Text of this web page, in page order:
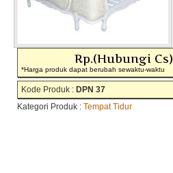
Rp.(Hubungi Cs)
*Harga produk dapat berubah sewaktu-waktu
Kode Produk : DPN 37
Kategori Produk : Tempat Tidur